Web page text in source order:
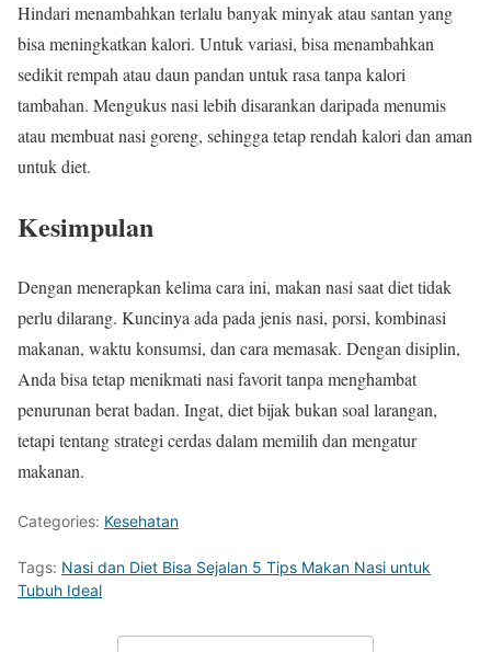
Hindari menambahkan terlalu banyak minyak atau santan yang
bisa meningkatkan kalori. Untuk variasi, bisa menambahkan
sedikit rempah atau daun pandan untuk rasa tanpa kalori
tambahan. Mengukus nasi lebih disarankan daripada menumis
atau membuat nasi goreng, sehingga tetap rendah kalori dan aman
untuk diet.
Kesimpulan
Dengan menerapkan kelima cara ini, makan nasi saat diet tidak
perlu dilarang. Kuncinya ada pada jenis nasi, porsi, kombinasi
makanan, waktu konsumsi, dan cara memasak. Dengan disiplin,
Anda bisa tetap menikmati nasi favorit tanpa menghambat
penurunan berat badan. Ingat, diet bijak bukan soal larangan,
tetapi tentang strategi cerdas dalam memilih dan mengatur
makanan.
Categories: Kesehatan
Tags: Nasi dan Diet Bisa Sejalan 5 Tips Makan Nasi untuk
Tubuh Ideal